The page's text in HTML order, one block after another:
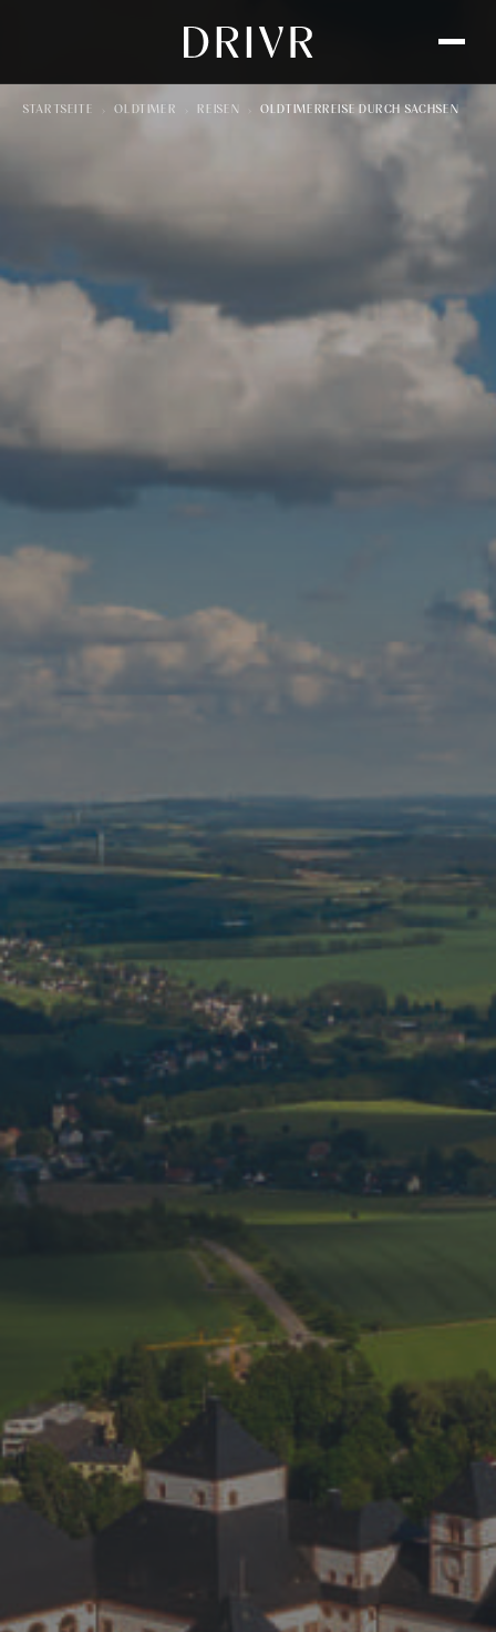
STARTSEITE › OLDTIMER REISEN OLDTIMERREISE DURCH SACHSEN